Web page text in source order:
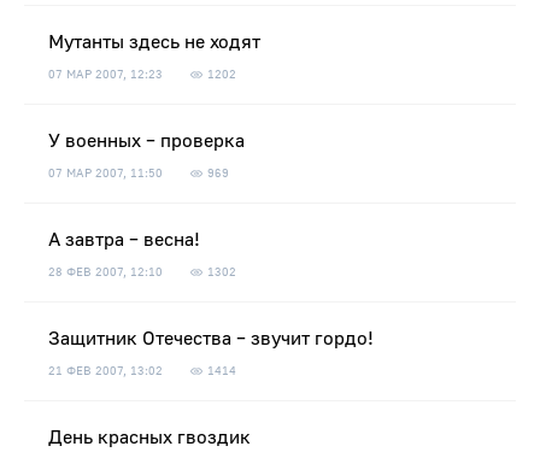
Мутанты здесь не ходят
07 МАР 2007, 12:23 1202
У военных – проверка
07 МАР 2007, 11:50 969
А завтра – весна!
28 ФЕВ 2007, 12:10 1302
Защитник Отечества – звучит гордо!
21 ФЕВ 2007, 13:02 1414
День красных гвоздик